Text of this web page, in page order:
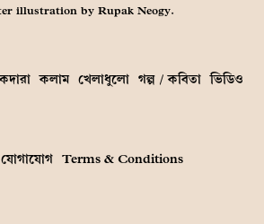
illustration by Rupak Neogy.
কলাম খেলাধুলো গল্প / কবিতা ভিডিও
যোগাযোগ Terms & Conditions